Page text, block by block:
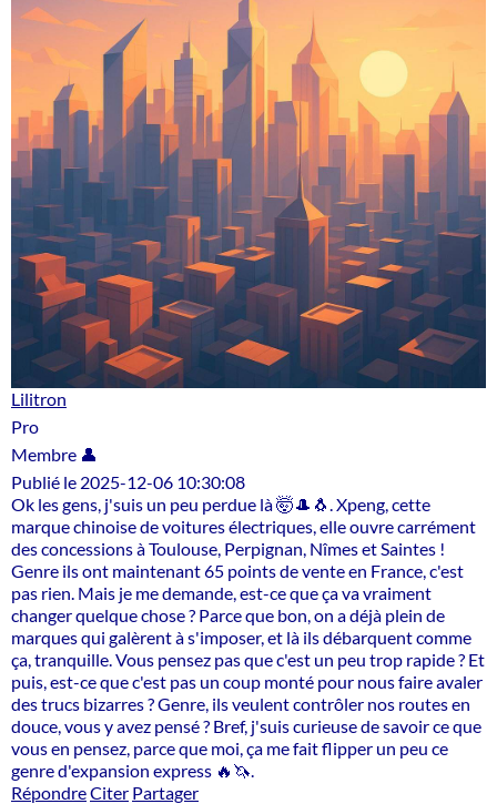
Lilitron
Pro
Membre 👤
Publié le 2025-12-06 10:30:08
Ok les gens, j'suis un peu perdue là 🤯🎩🐧. Xpeng, cette
marque chinoise de voitures électriques, elle ouvre carrément
des concessions à Toulouse, Perpignan, Nîmes et Saintes !
Genre ils ont maintenant 65 points de vente en France, c'est
pas rien. Mais je me demande, est-ce que ça va vraiment
changer quelque chose ? Parce que bon, on a déjà plein de
marques qui galèrent à s'imposer, et là ils débarquent comme
ça, tranquille. Vous pensez pas que c'est un peu trop rapide ? Et
puis, est-ce que c'est pas un coup monté pour nous faire avaler
des trucs bizarres ? Genre, ils veulent contrôler nos routes en
douce, vous y avez pensé ? Bref, j'suis curieuse de savoir ce que
vous en pensez, parce que moi, ça me fait flipper un peu ce
genre d'expansion express 🔥🦄.
RépondreCiter Partager